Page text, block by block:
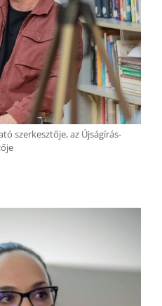
szerkesztője, az Újságírás-